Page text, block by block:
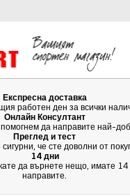
Експресна доставка
работен ден за всички
Онлайн Консултант
да направите най-
Преглед и тест
че сте доволни от
14 дни
да върнете нещо, имате 14
направите.